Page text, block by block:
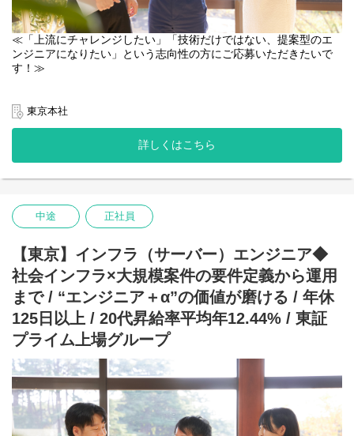
【フィードバックについて】
全社員対象に1on1での役員面談&個別のフィードバック面談を実
施
≪「上流にチャレンジしたい」「技術だけではない、提案型のエ
ンジニアになりたい」という志向性の方にご応募いただきたいで
す！≫
当社のエンジニアは、営業から依頼された案件を“ただ受け取るだ
け”の立場ではありません。
技術部も課長職以上は予算を持ち、「どのような価値を提供する
か」「どの案件を拡大すべきか」を営業と共に企画段階から検討
します。
また、営業・顧客・技術チームの三者で定例ミーティングを実施
そのため、「営業との温度差がある」「現場の声が届かない」と
いった不満が生まれにくい、風通しの良い組織になっています。
◆長期案件中心で“本質的な成長”ができる
短期アサインや“スポット型”の案件はなく、1年以上の長期プロジ
ェクトが中心です。
要件定義、設計、開発、保守、改善提案までを一貫して担当でき
るため、「納品して終わり」の働き方ではなく、運用を踏まえた
改善提案力を自然と身に付けられます。さらに、顧客や営業との
継続的なコミュニケーションを通じて、上流工程への理解、折衝
力、ビジネス視点といった“エンジニア＋α”の価値が磨かれていき
ます。
環境が頻繁に変わらないため、腰を据えて市場価値を高められる
点も大きなメリットです。
◆元請け直100％で上流工程から参画
官公庁・社会インフラ企業を中心に、すべての案件が元請け直契
東京本社
詳しくはこちら
中途 正社員
【東京】インフラ（サーバー）エンジニア◆
社会インフラ×大規模案件の要件定義から運用
まで / “エンジニア＋α”の価値が磨ける / 年休
125日以上 / 20代昇給率平均年12.44% / 東証
プライム上場グループ